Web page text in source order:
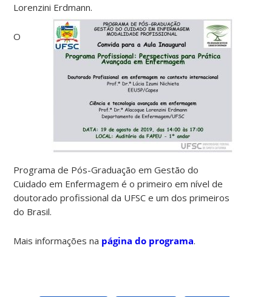
Lorenzini Erdmann.
O
Programa de Pós-Graduação em Gestão do
Cuidado em Enfermagem é o primeiro em nível de
doutorado profissional da UFSC e um dos primeiros
do Brasil.
Mais informações na página do programa.